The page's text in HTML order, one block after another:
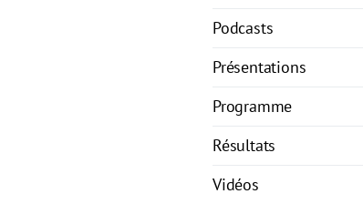
Podcasts
Présentations
Programme
Résultats
Vidéos